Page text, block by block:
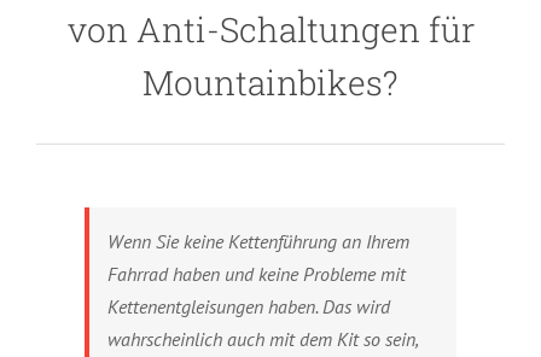
von Anti-Schaltungen für
Mountainbikes?
Wenn Sie keine Kettenführung an Ihrem
Fahrrad haben und keine Probleme mit
Kettenentgleisungen haben. Das wird
wahrscheinlich auch mit dem Kit so sein,